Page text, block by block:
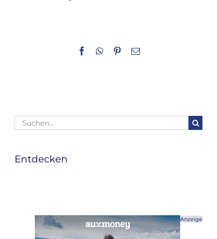
Facebook
WhatsApp
Pinterest
E-
Suche
nach:
Entdecken
Anzeige